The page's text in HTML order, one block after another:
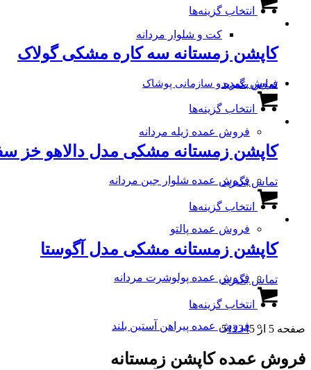
کت و شلوار مردانه
فروش عمده و سازمانی پوشاک
فروش عمده ژیله مردانه
فروش عمده شلوار جین مردانه
فروش عمده پالتو
فروش عمده پولوشرت مردانه
فروش عمده پیراهن آستین بلند
ممکن
است
در
صفحه
انتخاب
انتخاب گزینه‌ها
انواع
مختلفی
می
باشد.
گزینه
ممکن
است
در
صفحه
انتخاب
کاپشن زمستانه سه کاره مشکی گولاک
تماس بگیرید
انتخاب گزینه‌ها
انواع
مختلفی
می
باشد.
گزینه
ممکن
است
در
صفحه
انتخاب
کاپشن زمستانه مشکی مدل دالاهو خز
تماس بگیرید
انتخاب گزینه‌ها
انواع
مختلفی
می
باشد.
گزینه
ممکن
است
صفحه
محصول
کاپشن زمستانه مشکی مدل آگوستا
تماس بگیرید
انتخاب گزینه‌ها
دارای
انواع
می
صفحه 5 از 5 12345
فروش عمده کاپشن زمستانه